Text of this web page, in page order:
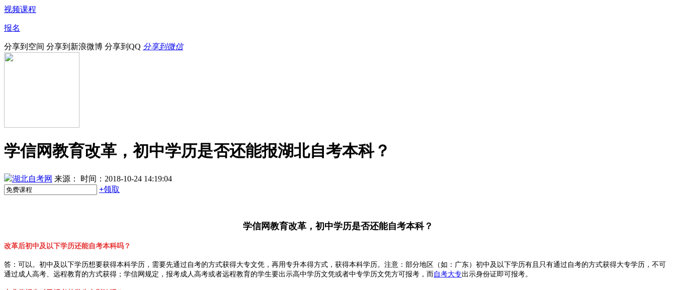
视频课程
报名
分享到空间 分享到新浪微博 分享到QQ 分享到微信
学信网教育改革，初中学历是否还能报湖北自考本科？
湖北自考网 来源：
时间：2018-10-24 14:19:04
+领取
学信网教育改革，初中学历是否还能自考本科？
改革后初中及以下学历还能自考本科吗？
答：可以。初中及以下学历想要获得本科学历，需要先通过自考的方式获得大专文凭，再用专升本得方式，获得本科学历。注意：部分地区（如：广东）初中及以下学历有且只有通过自考的方式获得大专学历，不可
通过成人高考、远程教育的方式获得；学信网规定，报考成人高考或者远程教育的学生要出示高中学历文凭或者中专学历文凭方可报考，而 自考大专出示身份证即可报考。